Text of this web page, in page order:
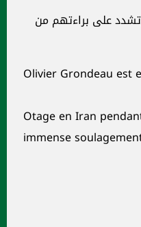
على براءتهم من
Olivier Grondeau est
Otage en Iran
immense